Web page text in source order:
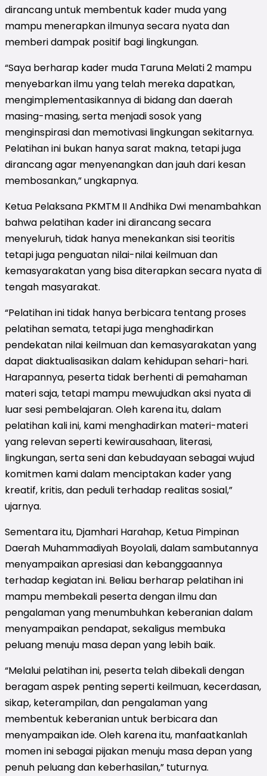
dirancang untuk membentuk kader muda yang
mampu menerapkan ilmunya secara nyata dan
memberi dampak positif bagi lingkungan.
“Saya berharap kader muda Taruna Melati 2 mampu
menyebarkan ilmu yang telah mereka dapatkan,
mengimplementasikannya di bidang dan daerah
masing-masing, serta menjadi sosok yang
menginspirasi dan memotivasi lingkungan sekitarnya.
Pelatihan ini bukan hanya sarat makna, tetapi juga
dirancang agar menyenangkan dan jauh dari kesan
membosankan,” ungkapnya.
Ketua Pelaksana PKMTM II Andhika Dwi menambahkan
bahwa pelatihan kader ini dirancang secara
menyeluruh, tidak hanya menekankan sisi teoritis
tetapi juga penguatan nilai-nilai keilmuan dan
kemasyarakatan yang bisa diterapkan secara nyata di
tengah masyarakat.
“Pelatihan ini tidak hanya berbicara tentang proses
pelatihan semata, tetapi juga menghadirkan
pendekatan nilai keilmuan dan kemasyarakatan yang
dapat diaktualisasikan dalam kehidupan sehari-hari.
Harapannya, peserta tidak berhenti di pemahaman
materi saja, tetapi mampu mewujudkan aksi nyata di
luar sesi pembelajaran. Oleh karena itu, dalam
pelatihan kali ini, kami menghadirkan materi-materi
yang relevan seperti kewirausahaan, literasi,
lingkungan, serta seni dan kebudayaan sebagai wujud
komitmen kami dalam menciptakan kader yang
kreatif, kritis, dan peduli terhadap realitas sosial,”
ujarnya.
Sementara itu, Djamhari Harahap, Ketua Pimpinan
Daerah Muhammadiyah Boyolali, dalam sambutannya
menyampaikan apresiasi dan kebanggaannya
terhadap kegiatan ini. Beliau berharap pelatihan ini
mampu membekali peserta dengan ilmu dan
pengalaman yang menumbuhkan keberanian dalam
menyampaikan pendapat, sekaligus membuka
peluang menuju masa depan yang lebih baik.
“Melalui pelatihan ini, peserta telah dibekali dengan
beragam aspek penting seperti keilmuan, kecerdasan,
sikap, keterampilan, dan pengalaman yang
membentuk keberanian untuk berbicara dan
menyampaikan ide. Oleh karena itu, manfaatkanlah
momen ini sebagai pijakan menuju masa depan yang
penuh peluang dan keberhasilan,” tuturnya.